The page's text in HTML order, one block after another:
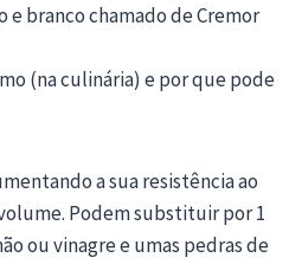
branco chamado de Cremor
(na culinária) e por que pode
a sua resistência ao
Podem substituir por 1
ou vinagre e umas pedras de